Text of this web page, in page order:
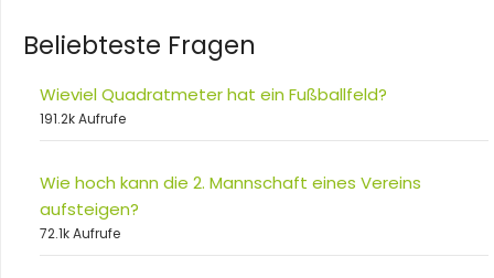
Beliebteste Fragen
Wieviel Quadratmeter hat ein Fußballfeld?
191.2k Aufrufe
Wie hoch kann die 2. Mannschaft eines Vereins
aufsteigen?
72.1k Aufrufe